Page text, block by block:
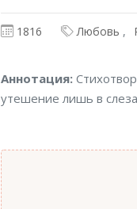
1816 Любовь
Аннотация
Аннотация:
утешение лишь в